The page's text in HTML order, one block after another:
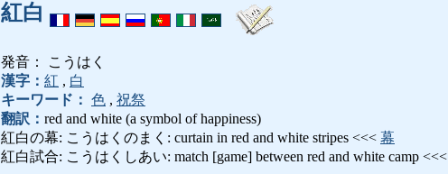
紅白
発音： こうはく
漢字： 紅 , 白
キーワード： 色 , 祝祭
翻訳： red and white (a symbol of happiness)
紅白の幕: こうはくのまく: curtain in red and white stripes <<< 幕
紅白試合: こうはくしあい: match [game] between red and white camp <<<